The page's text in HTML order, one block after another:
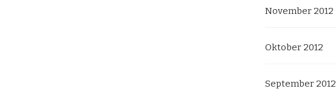
November 2012
Oktober 2012
September 2012